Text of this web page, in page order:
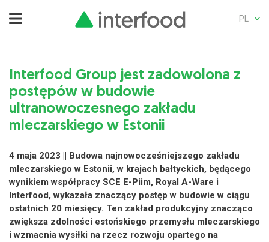
PL
Interfood Group jest zadowolona z
postępów w budowie
ultranowoczesnego zakładu
mleczarskiego w Estonii
4 maja 2023 || Budowa najnowocześniejszego zakładu
mleczarskiego w Estonii, w krajach bałtyckich, będącego
wynikiem współpracy SCE E-Piim, Royal A-Ware i
Interfood, wykazała znaczący postęp w budowie w ciągu
ostatnich 20 miesięcy. Ten zakład produkcyjny znacząco
zwiększa zdolności estońskiego przemysłu mleczarskiego
i wzmacnia wysiłki na rzecz rozwoju opartego na